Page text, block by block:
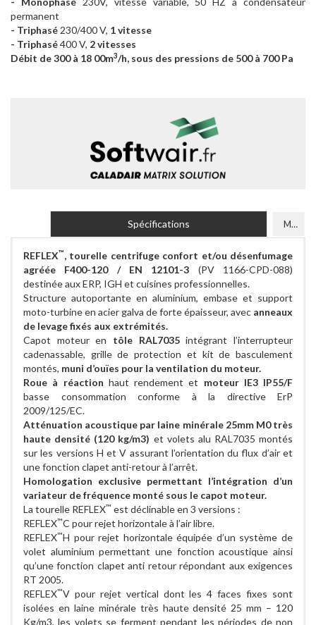
permanent
- Triphasé 230/400 V, 1 vitesse
- Triphasé400 V, 2 vitesses
Débit de 300 à 18 00m3/h, sous des pressions de 500 à 700 Pa
Spécifications Modèles
REFLEX™, tourelle centrifuge confort et/ou désenfumage
agréée F400-120 / EN 12101-3 (PV 1166-CPD-088)
destinée aux ERP, IGH et cuisines professionnelles.
Structure autoportante en aluminium, embase et support
moto-turbine en acier galva de forte épaisseur, avec anneaux
de levage fixés aux extrémités.
Capot moteur en tôle RAL7035intégrant l’interrupteur
cadenassable, grille de protection et kit de basculement
montés, muni d’ouïes pour la ventilation du moteur.
Roue à réaction haut rendement et moteur IE3 IP55/F
basse consommation conforme à la directive ErP
2009/125/EC.
Atténuation acoustique par laine minérale 25mm M0 très
haute densité (120 kg/m3) et volets alu RAL7035 montés
sur les versions H et V assurant l’orientation du flux d’air et
une fonction clapet anti-retour à l’arrêt.
Homologation exclusive permettant l’intégration d’un
variateur de fréquence monté sous le capot moteur.
La tourelle REFLEX™ est déclinable en 3 versions :
REFLEX™C pour rejet horizontale à l’air libre.
REFLEX™H pour rejet horizontale équipée d’un système de
volet aluminium permettant une fonction acoustique ainsi
qu’une fonction clapet anti retour répondant aux exigences
RT 2005.
REFLEX™V pour rejet vertical dont les 4 faces fixes sont
isolées en laine minérale très haute densité 25 mm – 120
Kg/m3, les volets se ferment pendant les périodes de non